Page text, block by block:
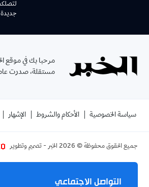
مرحبا بك في موقع
مستقلة، صدرت عام
سياسة الخصوصية الأحكام والشروط الإشهار
جميع الحقوق محفوظة © 2026 الخبر - تصميم وتطوير
التواصل الاجتماعي